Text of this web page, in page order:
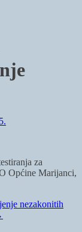
za
Općine Marijanci,
nezakonitih